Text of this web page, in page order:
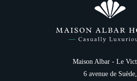
Maison Albar - Le
6 avenue de Suède,